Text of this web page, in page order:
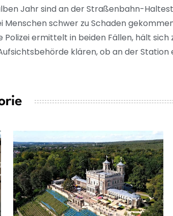
Jahr sind an der Straßenbahn-
schwer zu Schaden
ermittelt in beiden Fällen, hält
klären, ob an der Station